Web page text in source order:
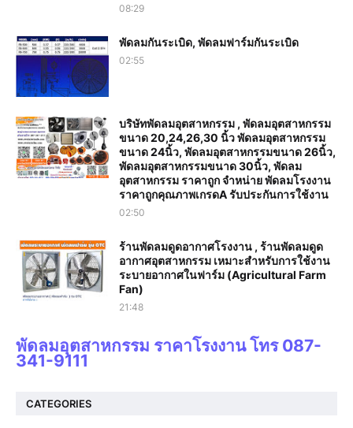
08:29
พัดลมกันระเบิด, พัดลมฟาร์มกันระเบิด
02:55
บริษัทพัดลมอุตสาหกรรม , พัดลมอุตสาหกรรม
ขนาด 20,24,26,30 นิ้ว พัดลมอุตสาหกรรม
ขนาด 24นิ้ว, พัดลมอุตสาหกรรมขนาด 26นิ้ว,
พัดลมอุตสาหกรรมขนาด 30นิ้ว, พัดลม
อุตสาหกรรม ราคาถูก จำหน่าย พัดลมโรงงาน
ราคาถูกคุณภาพเกรดA รับประกันการใช้งาน‎
02:50
ร้านพัดลมดูดอากาศโรงงาน , ร้านพัดลมดูด
อากาศอุตสาหกรรม เหมาะสำหรับการใช้งาน
ระบายอากาศในฟาร์ม (Agricultural Farm
Fan)
21:48
พัดลมอุตสาหกรรม ราคาโรงงาน โทร 087-
341-9111
CATEGORIES